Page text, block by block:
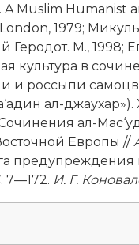
A Muslim Humanist
1979;
Геродот. М., 1998;
культура в
и россыпи
ал-джаухар»).
ал-
Европы //
предупреждения
7—172. И. Г.